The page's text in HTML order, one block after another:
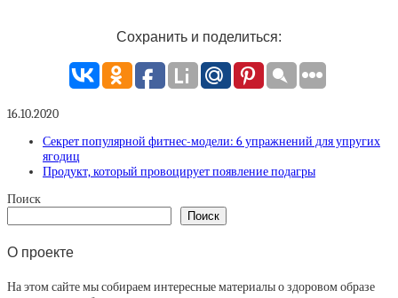
Сохранить и поделиться:
16.10.2020
Секрет популярной фитнес-модели: 6 упражнений для упругих
ягодиц
Продукт, который провоцирует появление подагры
Поиск
Поиск
О проекте
На этом сайте мы собираем интересные материалы о здоровом образе